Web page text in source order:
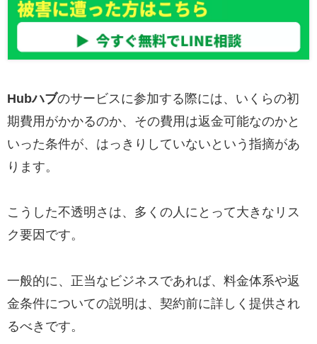
Hubハブのサービスに参加する際には、いくらの初
期費用がかかるのか、その費用は返金可能なのかと
いった条件が、はっきりしていないという指摘があ
ります。
こうした不透明さは、多くの人にとって大きなリス
ク要因です。
一般的に、正当なビジネスであれば、料金体系や返
金条件についての説明は、契約前に詳しく提供され
るべきです。